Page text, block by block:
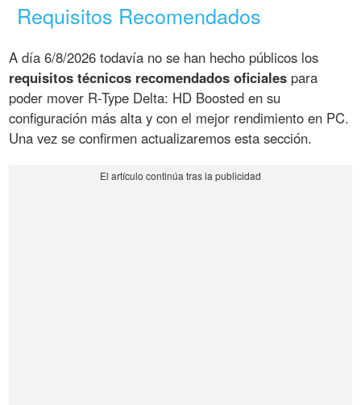
Requisitos Recomendados
A día 6/8/2026 todavía no se han hecho públicos los
requisitos técnicos recomendados oficiales para
poder mover R-Type Delta: HD Boosted en su
configuración más alta y con el mejor rendimiento en PC.
Una vez se confirmen actualizaremos esta sección.